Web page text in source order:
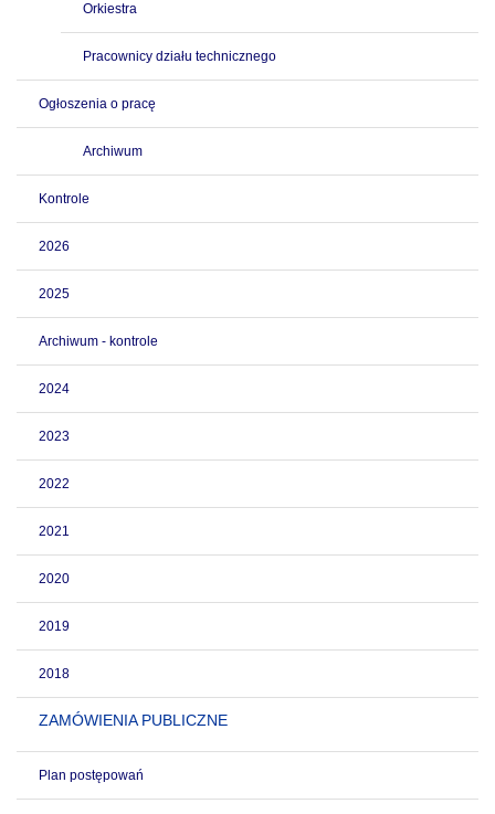
Orkiestra
Pracownicy działu technicznego
Ogłoszenia o pracę
Archiwum
Kontrole
2026
2025
Archiwum - kontrole
2024
2023
2022
2021
2020
2019
2018
ZAMÓWIENIA PUBLICZNE
Plan postępowań